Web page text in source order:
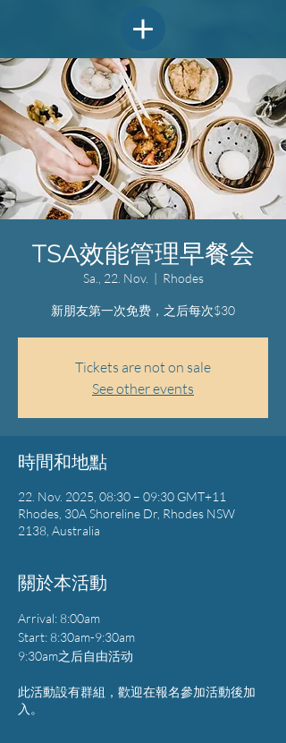
TSA效能管理早餐会
Sa., 22. Nov.
  |
Rhodes
新朋友第一次免费，之后每次$30
Tickets are not on sale
See other events
時間和地點
22. Nov. 2025, 08:30 – 09:30 GMT+11
Rhodes, 30A Shoreline Dr, Rhodes NSW
2138, Australia
關於本活動
Arrival: 8:00am
Start: 8:30am-9:30am
9:30am之后自由活动
此活動設有群組，歡迎在報名參加活動後加
入。